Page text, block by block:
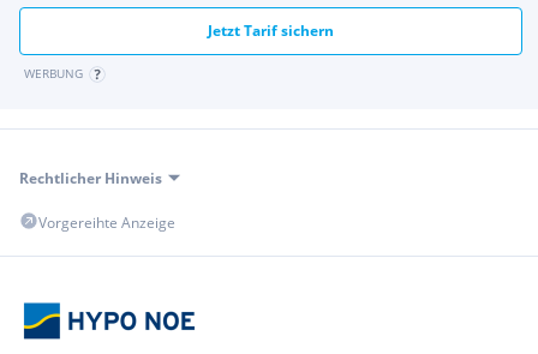
Jetzt Tarif sichern
WERBUNG
Rechtlicher Hinweis
Vorgereihte Anzeige